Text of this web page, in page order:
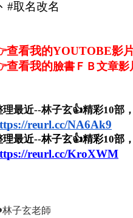
#取名改名
查看我的YOUTOBE影
查看我的臉書ＦＢ文章影
理最近--林子玄👍精彩10部
reurl.cc/NA6Ak9
理最近--林子玄👍精彩10部
reurl.cc/KroXWM
子玄老師